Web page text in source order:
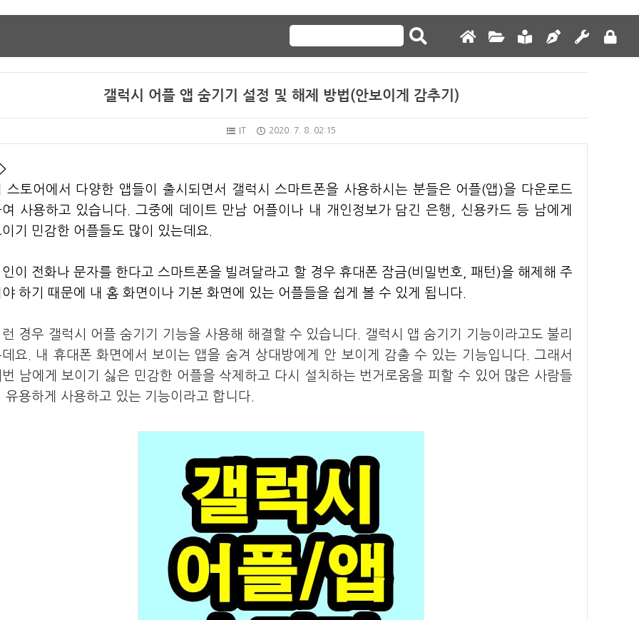
갤럭시 어플 앱 숨기기 설정 및 해제 방법(안보이게 감추기)
IT 2020. 7. 8. 02:15
스토어에서 다양한 앱들이 출시되면서 갤럭시 스마트폰을 사용하시는 분들은 어플(앱)을 다운로드
여 사용하고 있습니다. 그중에 데이트 만남 어플이나 내 개인정보가 담긴 은행, 신용카드 등 남에게
기 민감한 어플들도 많이 있는데요.
이 전화나 문자를 한다고 스마트폰을 빌려달라고 할 경우 휴대폰 잠금(비밀번호, 패턴)을 해제해 주
하기 때문에 내 홈 화면이나 기본 화면에 있는 어플들을 쉽게 볼 수 있게 됩니다.
경우 갤럭시 어플 숨기기 기능을 사용해 해결할 수 있습니다. 갤럭시 앱 숨기기 기능이라고도 불리
데요. 내 휴대폰 화면에서 보이는 앱을 숨겨 상대방에게 안 보이게 감출 수 있는 기능입니다. 그래서
남에게 보이기 싫은 민감한 어플을 삭제하고 다시 설치하는 번거로움을 피할 수 있어 많은 사람들
유용하게 사용하고 있는 기능이라고 합니다.